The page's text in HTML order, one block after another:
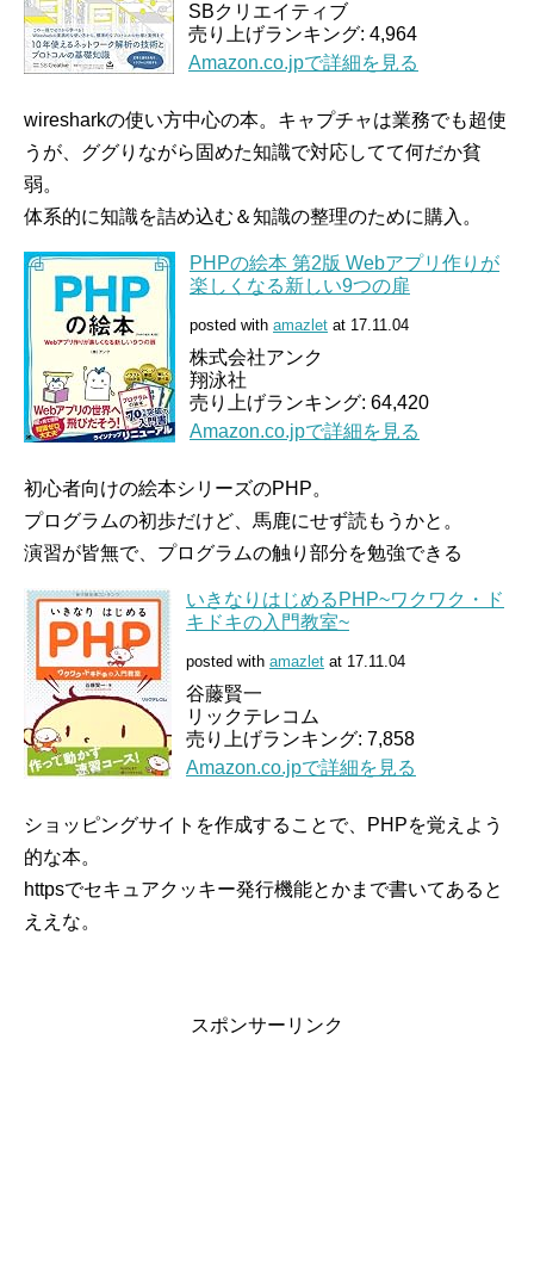
SBクリエイティブ
売り上げランキング: 4,964
Amazon.co.jpで詳細を見る
wiresharkの使い方中心の本。キャプチャは業務でも超使
うが、ググりながら固めた知識で対応してて何だか貧
弱。
体系的に知識を詰め込む＆知識の整理のために購入。
PHPの絵本 第2版 Webアプリ作りが
楽しくなる新しい9つの扉
posted with amazlet at 17.11.04
株式会社アンク
翔泳社
売り上げランキング: 64,420
Amazon.co.jpで詳細を見る
初心者向けの絵本シリーズのPHP。
プログラムの初歩だけど、馬鹿にせず読もうかと。
演習が皆無で、プログラムの触り部分を勉強できる
いきなりはじめるPHP~ワクワク・ド
キドキの入門教室~
posted with amazlet at 17.11.04
谷藤賢一
リックテレコム
売り上げランキング: 7,858
Amazon.co.jpで詳細を見る
ショッピングサイトを作成することで、PHPを覚えよう
的な本。
httpsでセキュアクッキー発行機能とかまで書いてあると
ええな。
スポンサーリンク